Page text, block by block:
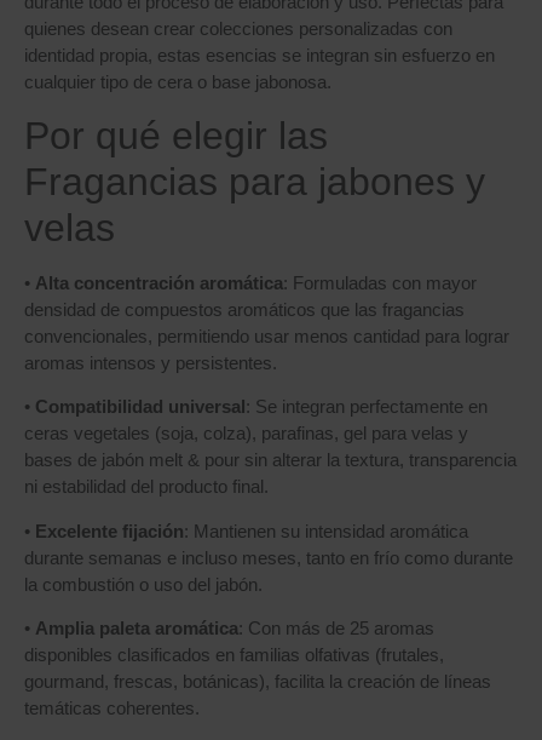
quienes desean crear colecciones personalizadas con
identidad propia, estas esencias se integran sin esfuerzo en
cualquier tipo de cera o base jabonosa.
Por qué elegir las
Fragancias para jabones y
velas
• Alta concentración aromática: Formuladas con mayor
densidad de compuestos aromáticos que las fragancias
convencionales, permitiendo usar menos cantidad para lograr
aromas intensos y persistentes.
• Compatibilidad universal: Se integran perfectamente en
ceras vegetales (soja, colza), parafinas, gel para velas y
bases de jabón melt & pour sin alterar la textura, transparencia
ni estabilidad del producto final.
• Excelente fijación: Mantienen su intensidad aromática
durante semanas e incluso meses, tanto en frío como durante
la combustión o uso del jabón.
• Amplia paleta aromática: Con más de 25 aromas
disponibles clasificados en familias olfativas (frutales,
gourmand, frescas, botánicas), facilita la creación de líneas
temáticas coherentes.